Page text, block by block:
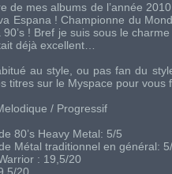
de mes albums de l’année
Espana ! Championne du
90’s ! Bref je suis sous le
déjà excellent…
au style, ou pas fan du
titres sur le Myspace pour vous
/ Progressif
80’s Heavy Metal: 5/5
Métal traditionnel en général:
: 19,5/20